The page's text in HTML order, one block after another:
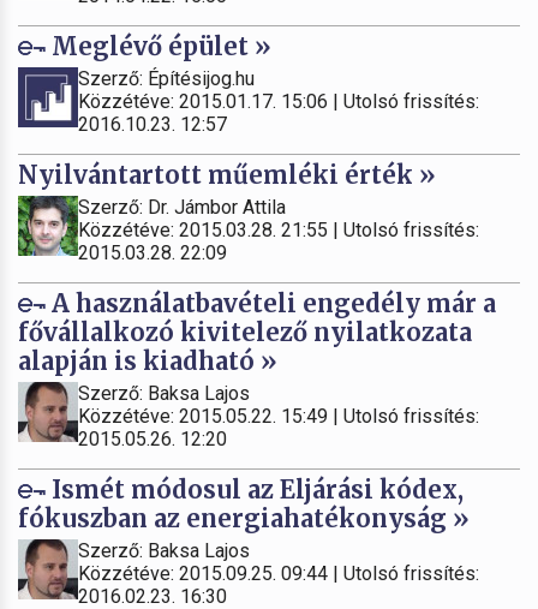
Meglévő épület »
Szerző: Építésijog.hu
Közzétéve: 2015.01.17. 15:06 | Utolsó frissítés:
2016.10.23. 12:57
Nyilvántartott műemléki érték »
Szerző: Dr. Jámbor Attila
Közzétéve: 2015.03.28. 21:55 | Utolsó frissítés:
2015.03.28. 22:09
A használatbavételi engedély már a
fővállalkozó kivitelező nyilatkozata
alapján is kiadható »
Szerző: Baksa Lajos
Közzétéve: 2015.05.22. 15:49 | Utolsó frissítés:
2015.05.26. 12:20
Ismét módosul az Eljárási kódex,
fókuszban az energiahatékonyság »
Szerző: Baksa Lajos
Közzétéve: 2015.09.25. 09:44 | Utolsó frissítés:
2016.02.23. 16:30